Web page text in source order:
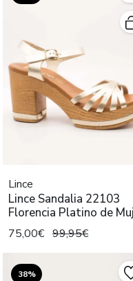
Lince
Lince Sandalia 22103
Florencia Platino de
75,00€ 99,95€
38%